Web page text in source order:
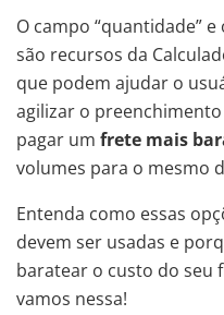
O campo “quantidade”
são recursos da
que podem ajudar o
agilizar o
pagar um frete mais
volumes para o mesmo
Entenda como essas
devem ser usadas e
baratear o custo do seu
vamos nessa!